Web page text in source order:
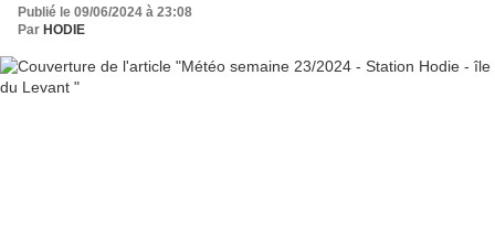
Publié le 09/06/2024 à 23:08
Par HODIE